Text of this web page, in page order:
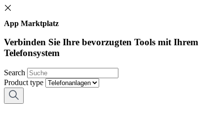
App Marktplatz
Verbinden Sie Ihre bevorzugten Tools mit Ihrem
Telefonsystem
Search
Product type